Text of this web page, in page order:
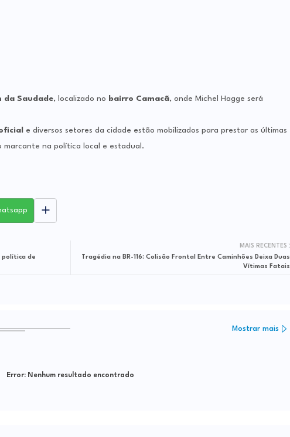
da Saudade, localizado no bairro Camacã, onde Michel Hagge será
e diversos setores da cidade estão mobilizados para prestar as últimas
marcante na política local e estadual.
MAIS RECENTES
Tragédia na BR-116: Colisão Frontal Entre Caminhões Deixa Duas
Vítimas Fatais
política de
Mostrar mais
Error:Nenhum resultado encontrado